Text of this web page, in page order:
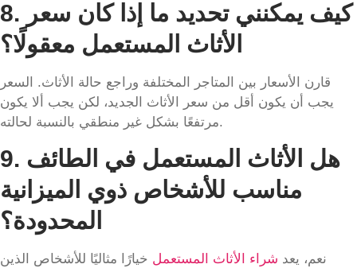
8. كيف يمكنني تحديد ما إذا كان سعر
الأثاث المستعمل معقولًا؟
قارن الأسعار بين المتاجر المختلفة وراجع حالة الأثاث. السعر
يجب أن يكون أقل من سعر الأثاث الجديد، لكن يجب ألا يكون
مرتفعًا بشكل غير منطقي بالنسبة لحالته.
9. هل الأثاث المستعمل في الطائف
مناسب للأشخاص ذوي الميزانية
المحدودة؟
نعم، يعد شراء الأثاث المستعمل خيارًا مثاليًا للأشخاص الذين